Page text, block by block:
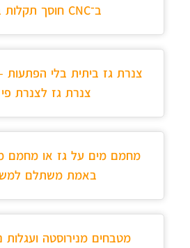
ב־CNC חוסך תקלות בשטח?
צנרת גז ביתית בלי הפתעות
צנרת גז לצנרת פי
מחמם מים על גז או מחמם
באמת משתלם
מטבחים מנירוסטה ועגלות